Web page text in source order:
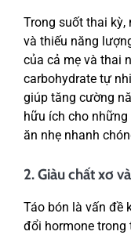
Trong suốt thai
và thiếu năng
của cả mẹ và thai
carbohydrate tự
giúp tăng cường
hữu ích cho
ăn nhẹ nhanh
2. Giàu chất xơ
Táo bón là vấn đề
đổi hormone